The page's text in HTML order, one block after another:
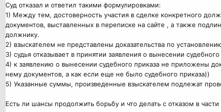
Суд отказал и ответил такими формулировками:
1) Между тем, достоверность участия в сделке конкретного
документов, выставленных в переписке на сайте , а также
должнику.
2) взыскателем не представлены доказательства по
3) судья отказывает в принятии заявления о вынесении
4) к заявлению о вынесении судебного приказа не приложены
нему документов, а как если еще не было судебного приказа))
5) Указанные суммы, произведенные взыскателем подлежат
Есть ли шансы продолжить борьбу и что делать с отказом в